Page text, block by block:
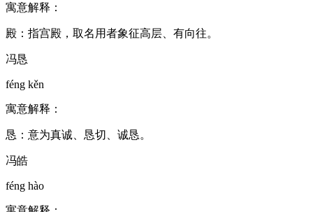
寓意解释：
殿：指宫殿，取名用者象征高层、有向往。
冯恳
féng kěn
寓意解释：
恳：意为真诚、恳切、诚恳。
冯皓
féng hào